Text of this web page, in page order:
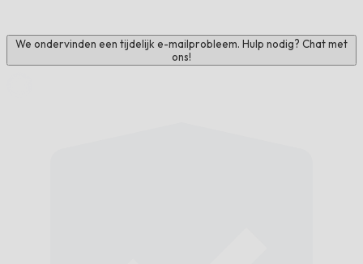
We ondervinden een tijdelijk e-mailprobleem. Hulp nodig? Chat met
ons!